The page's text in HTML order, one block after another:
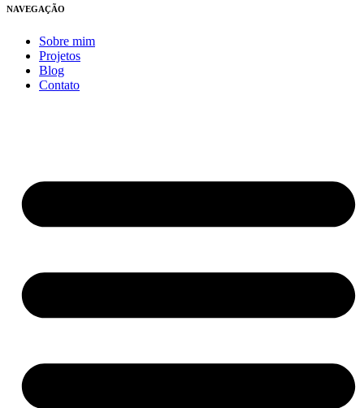
NAVEGAÇÃO
Sobre mim
Projetos
Blog
Contato